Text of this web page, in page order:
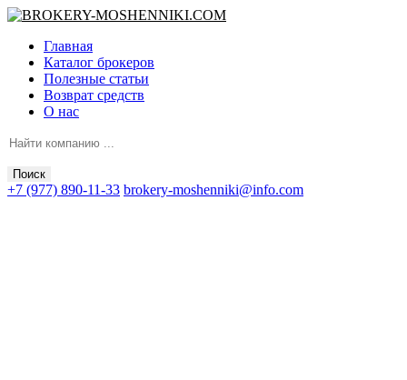
Главная
Каталог брокеров
Полезные статьи
Возврат средств
О нас
Поиск
+7 (977) 890-11-33 brokery-moshenniki@info.com